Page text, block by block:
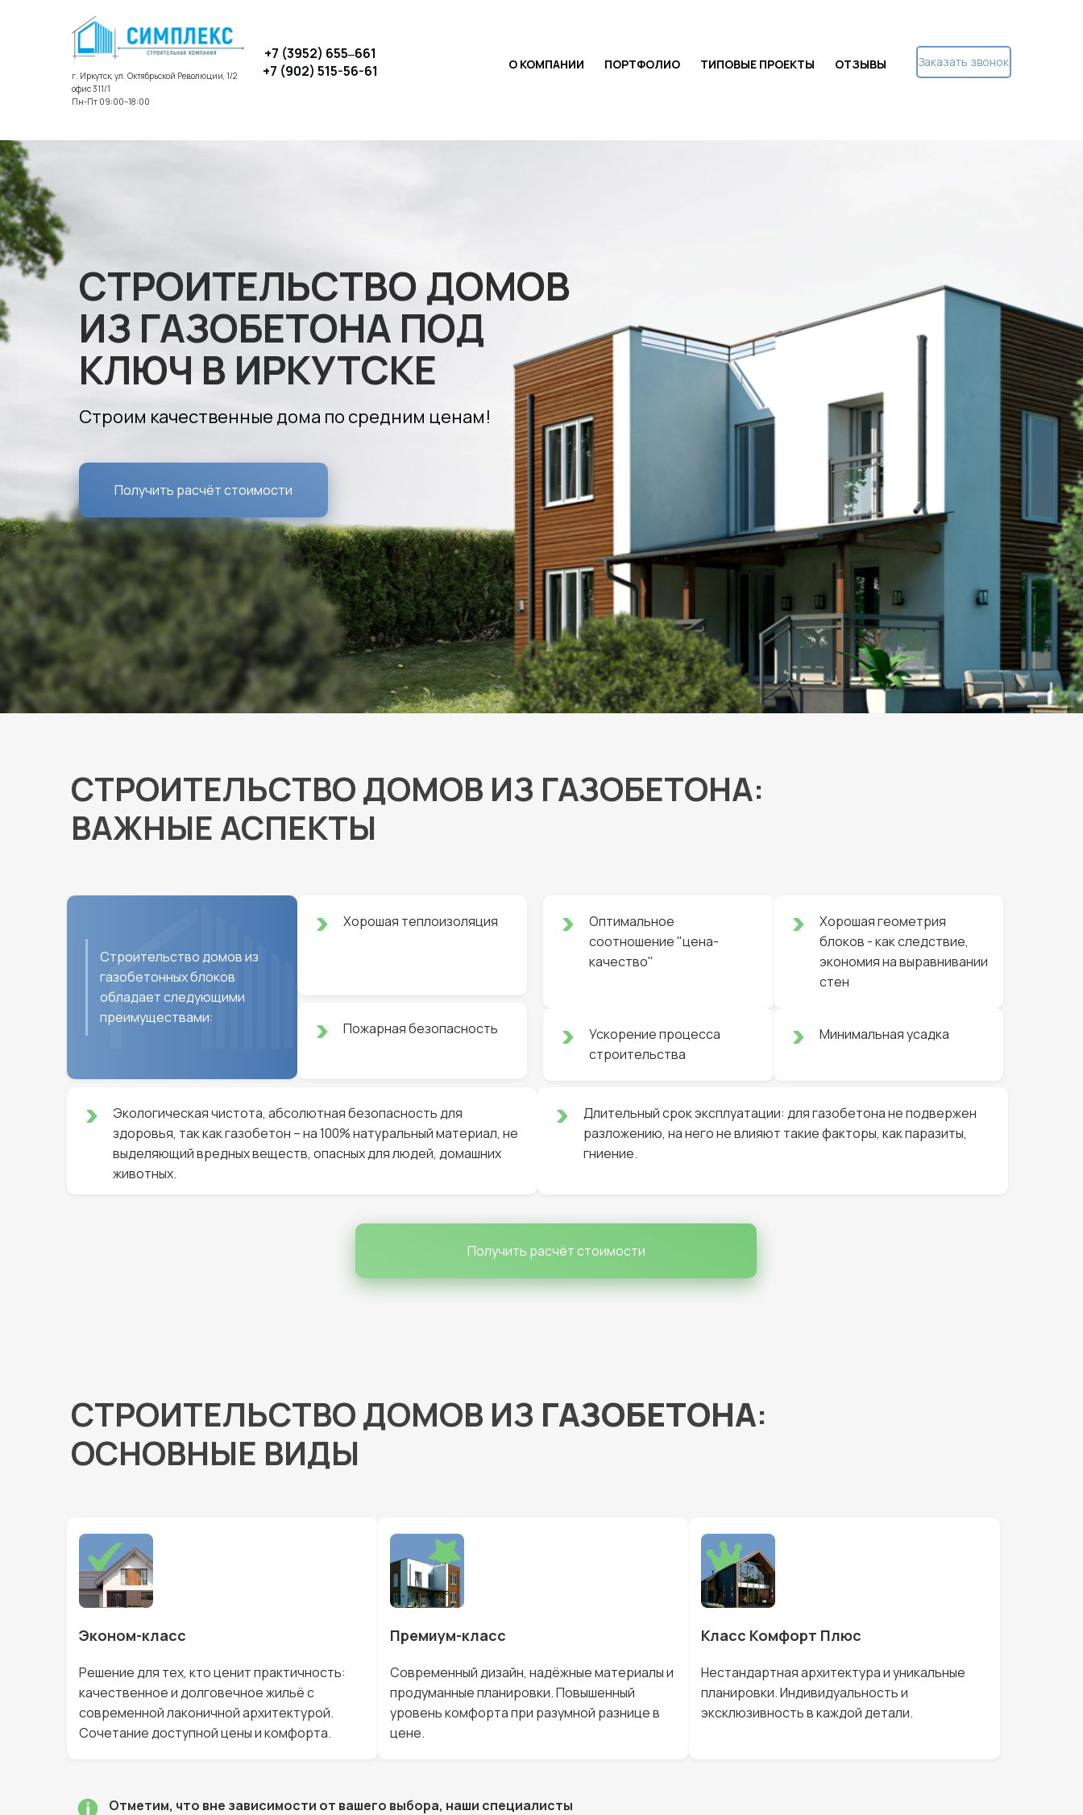
г. Иркутск, ул. Октябрьской Революции, 1/2
офис 311/1
Пн-Пт 09:00–18:00
+7 (3952) 655‒661
+7 (902) 515-56-61
О КОМПАНИИ ПОРТФОЛИО ТИПОВЫЕ ПРОЕКТЫ ОТЗЫВЫ Заказать звонок
СТРОИТЕЛЬСТВО ДОМОВ
ИЗ ГАЗОБЕТОНА ПОД
КЛЮЧ В ИРКУТСКЕ
Строим качественные дома по средним ценам!
Получить расчёт стоимости
СТРОИТЕЛЬСТВО ДОМОВ ИЗ ГАЗОБЕТОНА:
ВАЖНЫЕ АСПЕКТЫ
Строительство домов из
газобетонных блоков
обладает следующими
преимуществами:
Хорошая теплоизоляция
Пожарная безопасность
Оптимальное
соотношение "цена-
качество"
Хорошая геометрия
блоков - как следствие,
экономия на выравнивании
стен
Ускорение процесса
строительства
Минимальная усадка
Экологическая чистота, абсолютная безопасность для
здоровья, так как газобетон – на 100% натуральный материал, не
выделяющий вредных веществ, опасных для людей, домашних
животных.
Длительный срок эксплуатации: для газобетона не подвержен
разложению, на него не влияют такие факторы, как паразиты,
гниение.
Получить расчёт стоимости
СТРОИТЕЛЬСТВО ДОМОВ ИЗ ГАЗОБЕТОНА:
ОСНОВНЫЕ ВИДЫ
Эконом-класс
Решение для тех, кто ценит практичность:
качественное и долговечное жильёс
современной лаконичной архитектурой.
Сочетание доступной цены и комфорта.
Премиум-класс
Современный дизайн, надёжные материалы и
продуманные планировки. Повышенный
уровень комфорта при разумной разнице в
цене.
Класс Комфорт Плюс
Нестандартная архитектура и уникальные
планировки. Индивидуальность и
эксклюзивность в каждой детали.
Отметим, что вне зависимости от вашего выбора, наши специалисты